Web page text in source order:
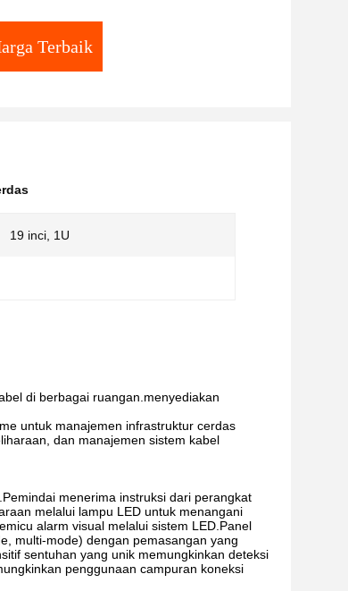
Terbaik
19 inci, 1U
di berbagai ruangan.menyediakan
untuk manajemen infrastruktur cerdas
dan manajemen sistem kabel
menerima instruksi dari perangkat
melalui lampu LED untuk menangani
alarm visual melalui sistem LED.Panel
multi-mode) dengan pemasangan yang
sentuhan yang unik memungkinkan deteksi
penggunaan campuran koneksi